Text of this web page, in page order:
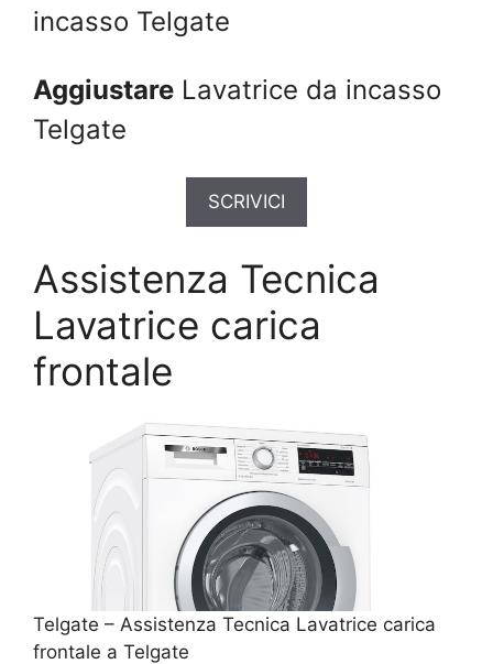
incasso Telgate
Aggiustare Lavatrice da incasso
Telgate
SCRIVICI
Assistenza Tecnica
Lavatrice carica
frontale
Telgate – Assistenza Tecnica Lavatrice carica
frontale a Telgate